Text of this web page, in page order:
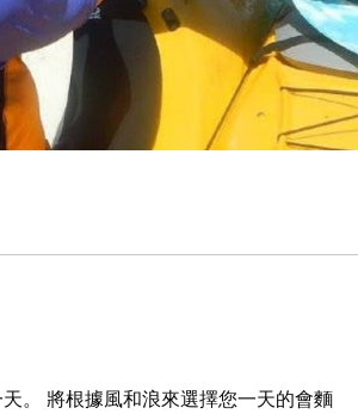
。 將根據風和浪來選擇您一天的會麵